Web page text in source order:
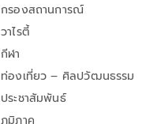
กรองสถานการณ์
วาไรตี้
กีฬา
ท่องเที่ยว – ศิลปวัฒนธรรม
ประชาสัมพันธ์
ภูมิภาค